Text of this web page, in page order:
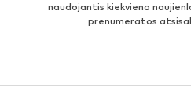
naudojantis kiekvieno
prenumeratos